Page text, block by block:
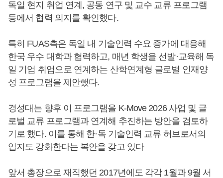
독일 현지 취업 연계, 공동 연구 및 교수 교류 프로그램
등에서 협력 의지를 확인했다.
특히 FUAS측은 독일 내 기술인력 수요 증가에 대응해
한국 우수 대학과 협력하고, 매년 학생을 선발·교육해 독
일 기업 취업으로 연계하는 산학연계형 글로벌 인재양
성 프로그램을 제안했다.
경성대는 향후 이 프로그램을 K-Move 2026 사업 및 글
로벌 교류 프로그램과 연계해 추진하는 방안을 검토하
기로 했다. 이를 통해 한·독 기술인력 교류 허브로서의
입지도 강화한다는 복안을 갖고 있다
앞서 총장으로 재직했던 2017년에도 각각 1월과 9월 서